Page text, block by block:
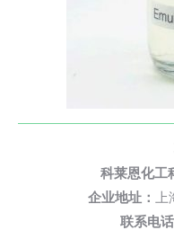
科莱恩化工
企业地址：
联系电话